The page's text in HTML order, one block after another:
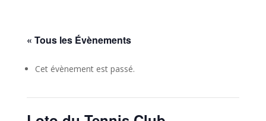
« Tous les Évènements
Cet évènement est passé.